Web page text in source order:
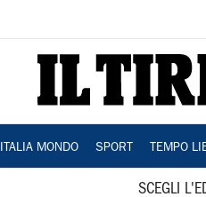
ITALIA MONDO SPORT TEMPO
SCEGLI